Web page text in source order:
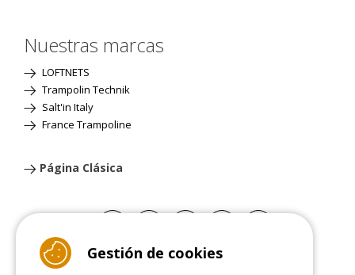
Nuestras marcas
LOFTNETS
Trampolin Technik
Salt'in Italy
France Trampoline
Página Clásica
Gestión de cookies